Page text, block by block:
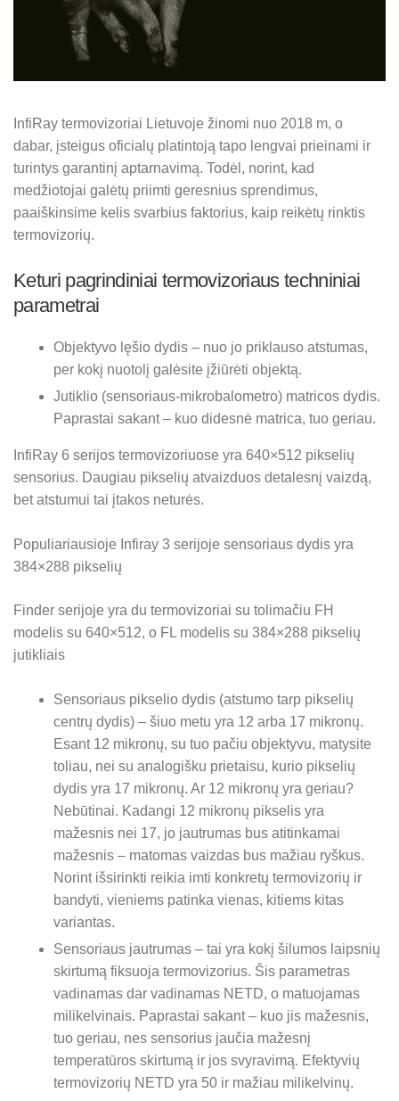
InfiRay termovizoriai Lietuvoje žinomi nuo 2018 m, o
dabar, įsteigus oficialų platintoją tapo lengvai prieinami ir
turintys garantinį aptarnavimą. Todėl, norint, kad
medžiotojai galėtų priimti geresnius sprendimus,
paaiškinsime kelis svarbius faktorius, kaip reikėtų rinktis
termovizorių.
Keturi pagrindiniai termovizoriaus techniniai
parametrai
Objektyvo lęšio dydis – nuo jo priklauso atstumas,
per kokį nuotolį galėsite įžiūrėti objektą.
Jutiklio (sensoriaus-mikrobalometro) matricos dydis.
Paprastai sakant – kuo didesnė matrica, tuo geriau.
InfiRay 6 serijos termovizoriuose yra 640×512 pikselių
sensorius. Daugiau pikselių atvaizduos detalesnį vaizdą,
bet atstumui tai įtakos neturės.
Populiariausioje Infiray 3 serijoje sensoriaus dydis yra
384×288 pikselių
Finder serijoje yra du termovizoriai su tolimačiu FH
modelis su 640×512, o FL modelis su 384×288 pikselių
jutikliais
Sensoriaus pikselio dydis (atstumo tarp pikselių
centrų dydis) – šiuo metu yra 12 arba 17 mikronų.
Esant 12 mikronų, su tuo pačiu objektyvu, matysite
toliau, nei su analogišku prietaisu, kurio pikselių
dydis yra 17 mikronų. Ar 12 mikronų yra geriau?
Nebūtinai. Kadangi 12 mikronų pikselis yra
mažesnis nei 17, jo jautrumas bus atitinkamai
mažesnis – matomas vaizdas bus mažiau ryškus.
Norint išsirinkti reikia imti konkretų termovizorių ir
bandyti, vieniems patinka vienas, kitiems kitas
variantas.
Sensoriaus jautrumas – tai yra kokį šilumos laipsnių
skirtumą fiksuoja termovizorius. Šis parametras
vadinamas dar vadinamas NETD, o matuojamas
milikelvinais. Paprastai sakant – kuo jis mažesnis,
tuo geriau, nes sensorius jaučia mažesnį
temperatūros skirtumą ir jos svyravimą. Efektyvių
termovizorių NETD yra 50 ir mažiau milikelvinų.